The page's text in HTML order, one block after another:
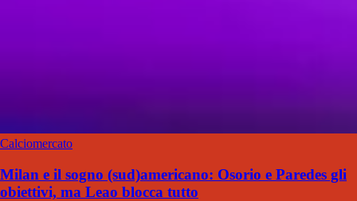
Calciomercato
Milan e il sogno (sud)americano: Osorio e Paredes gli
obiettivi, ma Leao blocca tutto